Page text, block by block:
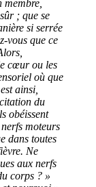
; que se
si serrée
vous que ce
cœur ou les
où que
ainsi,
du
obéissent
moteurs
dans toutes
Ne
aux nerfs
corps ? »